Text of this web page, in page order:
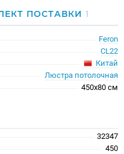
ПОСТАВКИ 1
Feron
CL22
Китай
Люстра потолочная
450x80 см
32347
450